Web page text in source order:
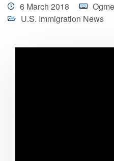
6 March 2018
U.S. Immigration News